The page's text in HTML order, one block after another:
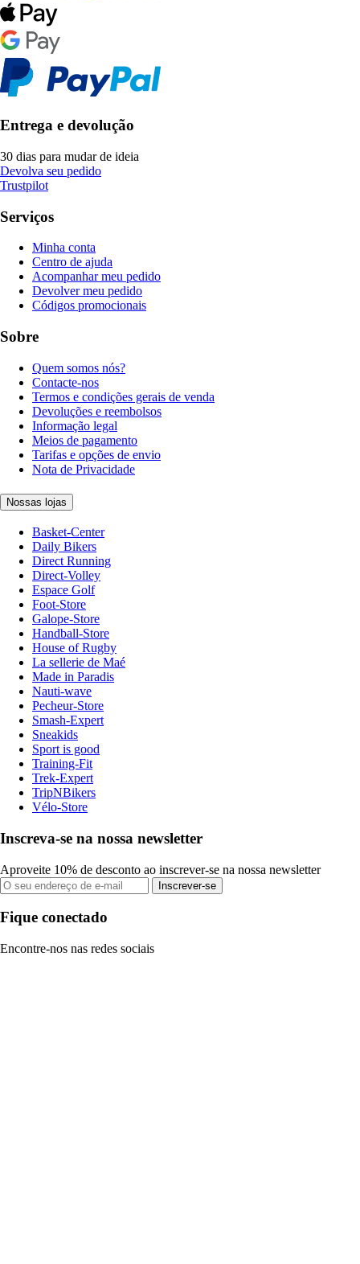
Entrega e devolução
30 dias para mudar de ideia
Devolva seu pedido
Trustpilot
Serviços
Minha conta
Centro de ajuda
Acompanhar meu pedido
Devolver meu pedido
Códigos promocionais
Sobre
Quem somos nós?
Contacte-nos
Termos e condições gerais de venda
Devoluções e reembolsos
Informação legal
Meios de pagamento
Tarifas e opções de envio
Nota de Privacidade
Nossas lojas
Basket-Center
Daily Bikers
Direct Running
Direct-Volley
Espace Golf
Foot-Store
Galope-Store
Handball-Store
House of Rugby
La sellerie de Maé
Made in Paradis
Nauti-wave
Pecheur-Store
Smash-Expert
Sneakids
Sport is good
Training-Fit
Trek-Expert
TripNBikers
Vélo-Store
Inscreva-se na nossa newsletter
Aproveite 10% de desconto ao inscrever-se na nossa newsletter
Inscrever-se
Fique conectado
Encontre-nos nas redes sociais